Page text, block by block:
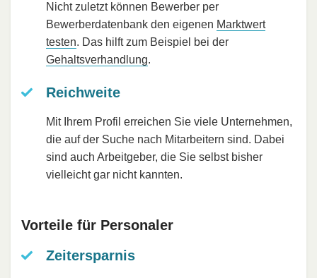
Nicht zuletzt können Bewerber per
Bewerberdatenbank den eigenen Marktwert
testen. Das hilft zum Beispiel bei der
Gehaltsverhandlung.
Reichweite
Mit Ihrem Profil erreichen Sie viele Unternehmen,
die auf der Suche nach Mitarbeitern sind. Dabei
sind auch Arbeitgeber, die Sie selbst bisher
vielleicht gar nicht kannten.
Vorteile für Personaler
Zeitersparnis